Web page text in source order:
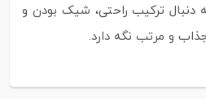
دنبال ترکیب راحتی، شیک بودن و
و مرتب نگه دارد.